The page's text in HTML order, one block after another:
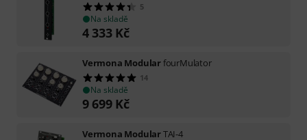
5
Na skladě
4 333 Kč
Vermona ModularfourMulator
14
Na skladě
9 699 Kč
Vermona ModularTAI-4